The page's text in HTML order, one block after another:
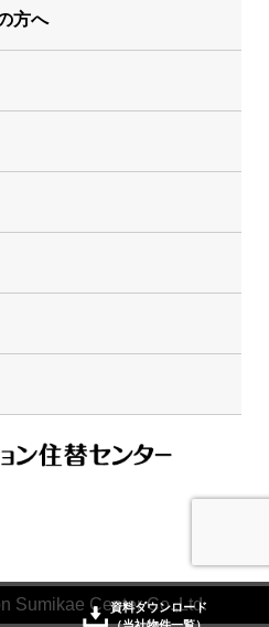
資料ダウンロード
方へ
Sumikae Center Co.,Ltd.